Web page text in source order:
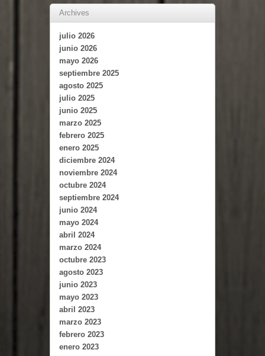
Archives
julio 2026
junio 2026
mayo 2026
septiembre 2025
agosto 2025
julio 2025
junio 2025
marzo 2025
febrero 2025
enero 2025
diciembre 2024
noviembre 2024
octubre 2024
septiembre 2024
junio 2024
mayo 2024
abril 2024
marzo 2024
octubre 2023
agosto 2023
junio 2023
mayo 2023
abril 2023
marzo 2023
febrero 2023
enero 2023